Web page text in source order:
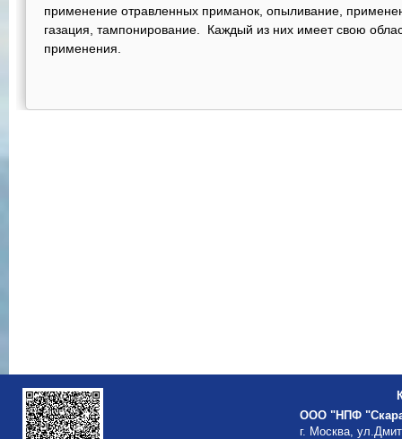
применение отравленных приманок, опыливание,
газация, тампонирование. Каждый из них имеет свою
применения.
ООО "НПФ
г. Москва,